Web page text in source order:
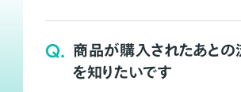
Q. 商品が購入されたあとの
を知りたいです